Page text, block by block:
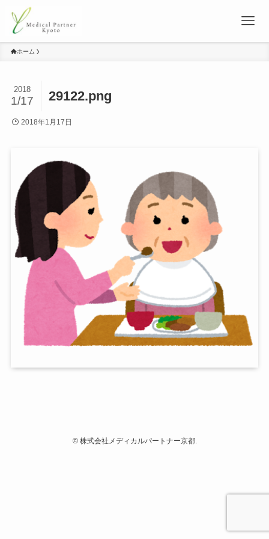
ホーム
29122.png
2018
1/17
2018年1月17日
©株式会社メディカルパートナー京都.